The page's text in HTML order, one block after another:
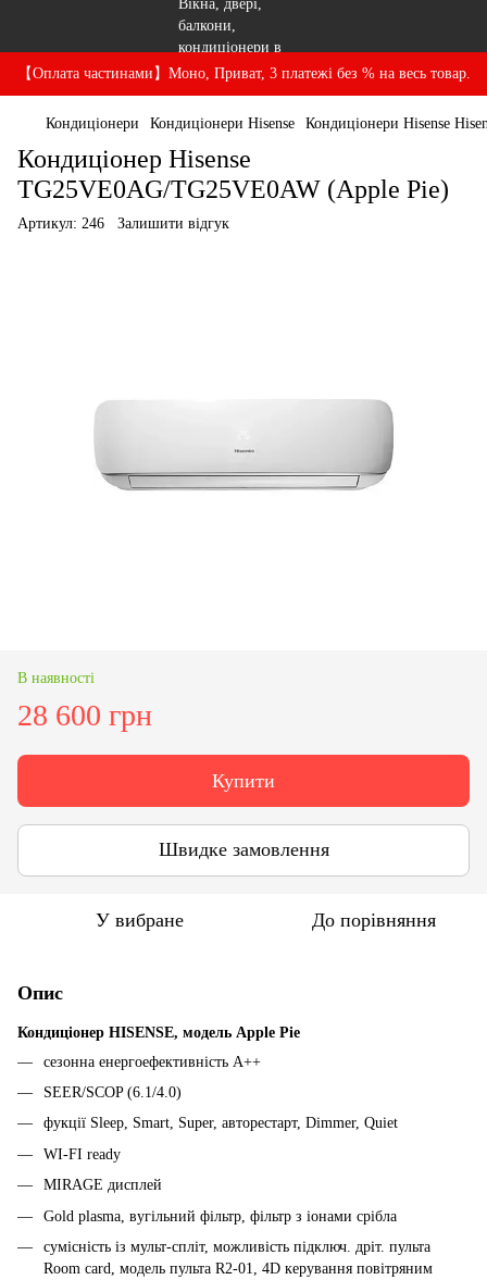
【Оплата частинами】Моно, Приват, 3 платежі без % на весь товар.
Кондиціонери Кондиціонери Hisense Кондиціонери Hisense
Кондиціонер Hisense
TG25VE0AG/TG25VE0AW (Apple Pie)
Артикул: 246 Залишити відгук
В наявності
28 600 грн
Купити
Швидке замовлення
У вибране До порівняння
Опис
Кондиціонер HISENSE, модель Apple Pie
сезонна енергоефективність A++
SEER/SCOP (6.1/4.0)
фукції Sleep, Smart, Super, авторестарт, Dimmer, Quiet
WI-FI ready
MIRAGE дисплей
Gold plasma, вугільний фільтр, фільтр з іонами срібла
сумісність із мульт-спліт, можливість підключ. дріт. пульта
Room card, модель пульта R2-01, 4D керування повітряним